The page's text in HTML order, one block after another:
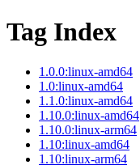
Tag Index
1.0.0:linux-amd64
1.0:linux-amd64
1.1.0:linux-amd64
1.10.0:linux-amd64
1.10.0:linux-arm64
1.10:linux-amd64
1.10:linux-arm64